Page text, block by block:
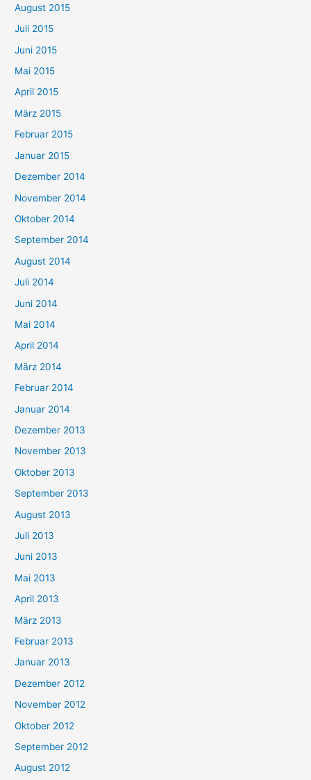
August 2015
Juli 2015
Juni 2015
Mai 2015
April 2015
März 2015
Februar 2015
Januar 2015
Dezember 2014
November 2014
Oktober 2014
September 2014
August 2014
Juli 2014
Juni 2014
Mai 2014
April 2014
März 2014
Februar 2014
Januar 2014
Dezember 2013
November 2013
Oktober 2013
September 2013
August 2013
Juli 2013
Juni 2013
Mai 2013
April 2013
März 2013
Februar 2013
Januar 2013
Dezember 2012
November 2012
Oktober 2012
September 2012
August 2012